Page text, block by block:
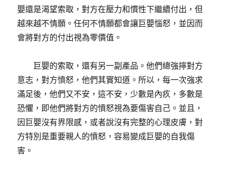
嬰還是渴望索取，對方在壓力和慣性下繼續付出，但
越來越不情願。任何不情願都會讓巨嬰惱怒，並因而
會將對方的付出視為零價值。
巨嬰的索取，還有另一副產品。他們總強擰對方
意志，對方憤怒，他們其實知道。所以，每一次強求
滿足後，他們又不安，這不安，少數是內​​疚，多數是
恐懼，即他們將對方的憤怒視為要傷害自己。並且，
因巨嬰沒有界限感，或者說沒有完整的心理皮膚，對
方特別是重要親人的憤怒，容易變成巨嬰的自我傷
害。